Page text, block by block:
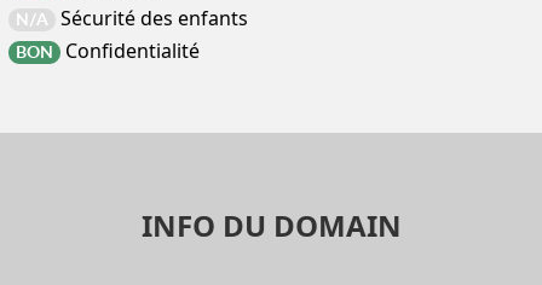
N/A Sécurité des enfants
BON Confidentialité
INFO DU DOMAIN